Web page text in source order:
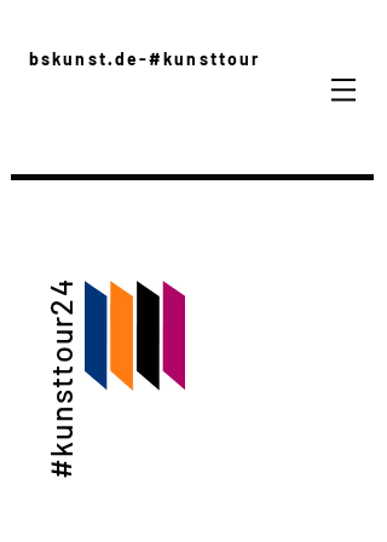
bskunst.de-#kunsttour
#kunsttour24